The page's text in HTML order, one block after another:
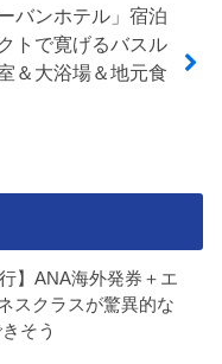
バンホテル」宿泊
トで寛げるバスル
＆大浴場＆地元食
】ANA海外発券＋エ
スクラスが驚異的な
そう